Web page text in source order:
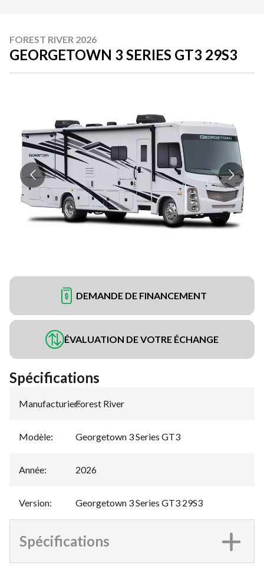
FOREST RIVER 2026
GEORGETOWN 3 SERIES GT3 29S3
DEMANDE DE FINANCEMENT
ÉVALUATION DE VOTRE ÉCHANGE
Spécifications
Manufacturier:
Forest River
Modèle: Georgetown 3 Series GT3
Année: 2026
Version: Georgetown 3 Series GT3 29S3
Spécifications